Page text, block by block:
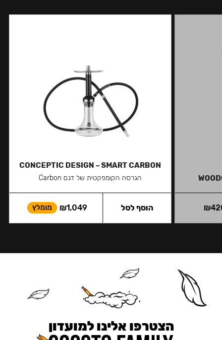
₪
CONCEPTIC DESIGN – SMART CARBON
הגרסה הקומפקטית של דגם Carbon
₪1,049 מומלץ הוסף לסל
הצטרפו אלינו למועדון